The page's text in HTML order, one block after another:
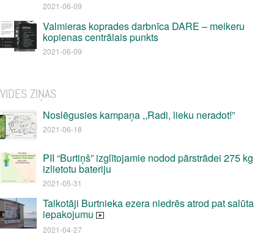
2021-06-09
Valmieras koprades darbnīca DARE – meikeru
kopienas centrālais punkts
2021-06-09
VIDES ZIŅAS
Noslēgusies kampaņa ,,Radi, lieku neradot!”
2021-06-18
PII “Burtiņš” izglītojamie nodod pārstrādei 275 kg
izlietotu bateriju
2021-05-31
Talkotāji Burtnieka ezera niedrēs atrod pat salūta
iepakojumu
2021-04-27